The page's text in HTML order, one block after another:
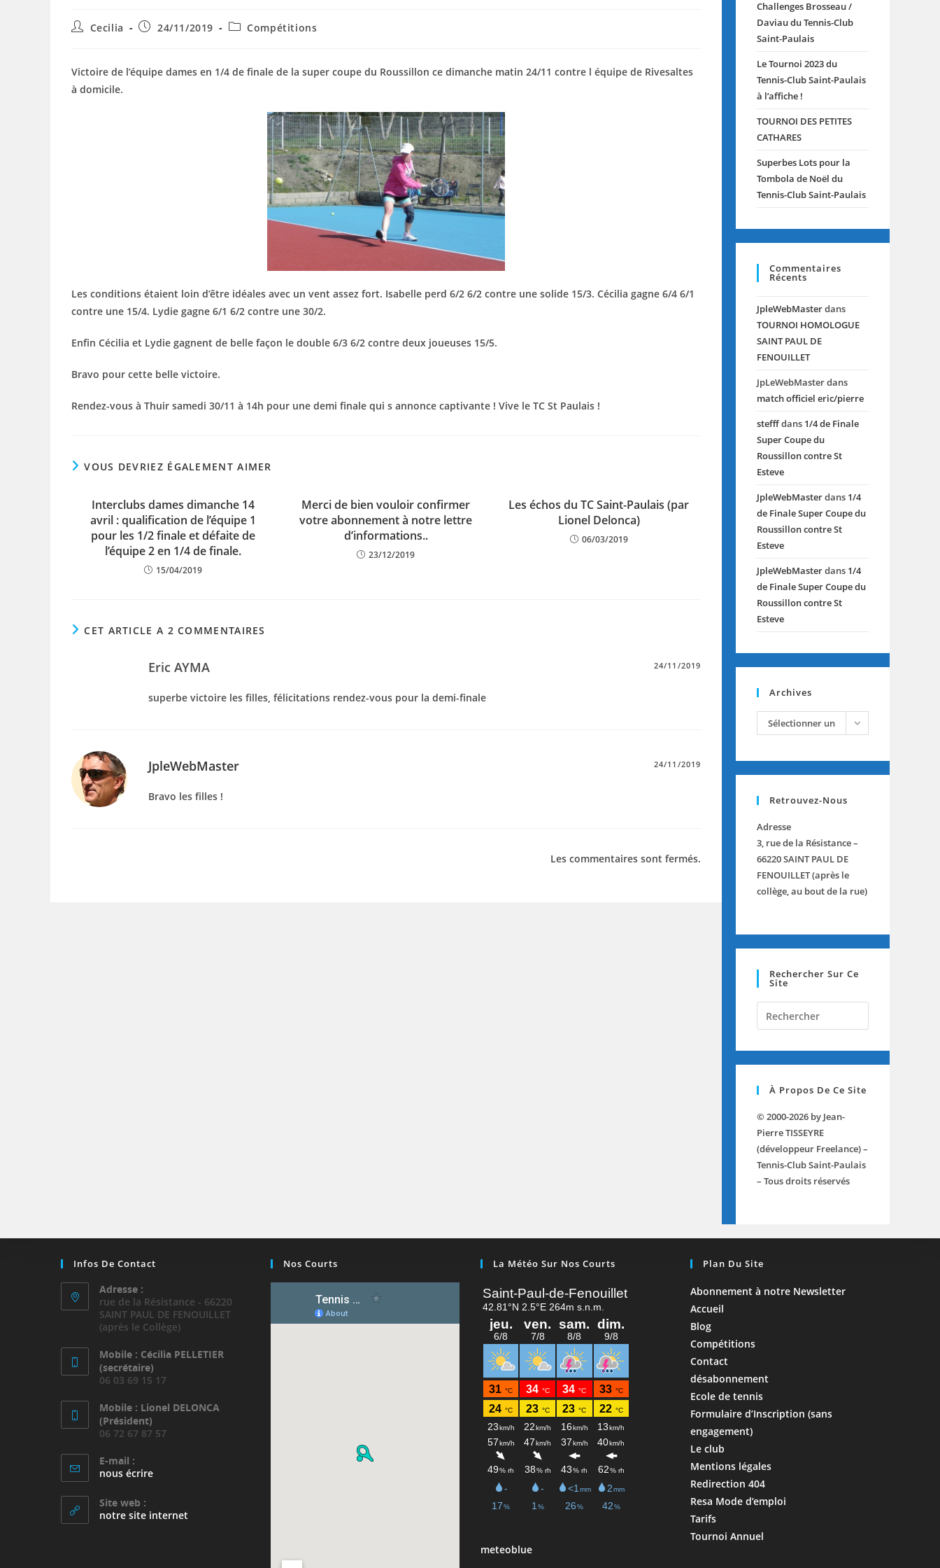
Auteur/autrice
publication :
Cecilia
Publication
24/11/2019
PostCompétitions
Victoire de l’équipe dames en 1/4 de finale de la super coupe du Roussillon ce dimanche matin 24/11 contre l équipe de Rivesaltes
à domicile.
Les conditions étaient loin d’être idéales avec un vent assez fort. Isabelle perd 6/2 6/2 contre une solide 15/3. Cécilia gagne 6/4 6/1
contre une 15/4. Lydie gagne 6/1 6/2 contre une 30/2.
Enfin Cécilia et Lydie gagnent de belle façon le double 6/3 6/2 contre deux joueuses 15/5.
Bravo pour cette belle victoire.
Rendez-vous à Thuir samedi 30/11 à 14h pour une demi finale qui s annonce captivante ! Vive le TC St Paulais !
VOUS DEVRIEZ ÉGALEMENT AIMER
Interclubs dames dimanche 14
avril : qualification de l’équipe 1
pour les 1/2 finale et défaite de
l’équipe 2 en 1/4 de finale.
15/04/2019
Merci de bien vouloir confirmer
votre abonnement à notre lettre
d’informations..
23/12/2019
Les échos du TC Saint-Paulais (par
Lionel Delonca)
06/03/2019
CET ARTICLE A 2 COMMENTAIRES
Eric AYMA 24/11/2019
superbe victoire les filles, félicitations rendez-vous pour la demi-finale
JpleWebMaster 24/11/2019
Bravo les filles !
Les commentaires sont fermés.
Challenges Brosseau /
Daviau du Tennis-Club
Saint-Paulais
Le Tournoi 2023 du
Tennis-Club Saint-Paulais
à l’affiche !
TOURNOI DES PETITES
CATHARES
Superbes Lots pour la
Tombola de Noël du
Tennis-Club Saint-Paulais
Commentaires
Récents
JpleWebMasterdans
TOURNOI HOMOLOGUE
SAINT PAUL DE
FENOUILLET
JpLeWebMasterdans
match officiel eric/pierre
stefffdans 1/4 de Finale
Super Coupe du
Roussillon contre St
Esteve
JpleWebMasterdans 1/4
de Finale Super Coupe du
Roussillon contre St
Esteve
JpleWebMasterdans 1/4
de Finale Super Coupe du
Roussillon contre St
Esteve
Archives
archives
Sélectionner un
Retrouvez-Nous
Adresse
3, rue de la Résistance –
66220 SAINT PAUL DE
FENOUILLET (après le
collège, au bout de la rue)
Rechercher Sur Ce
Site
Escape
close
À Propos De Ce Site
© 2000-2026 by Jean-
Pierre TISSEYRE
(développeur Freelance) –
Tennis-Club Saint-Paulais
– Tous droits réservés
Infos De Contact
Adresse :
rue de la Résistance - 66220
SAINT PAUL DE FENOUILLET
(après le Collège)
Mobile : Cécilia PELLETIER
(secrétaire)
06 03 69 15 17
Mobile : Lionel DELONCA
(Président)
06 72 67 87 57
E-mail :
nous écrireS’ouvre
application
Site web :
notre site internet
Nos Courts La Météo Sur Nos Courts
meteoblue
Plan Du Site
Abonnement à notre Newsletter
Accueil
Blog
Compétitions
Contact
désabonnement
Ecole de tennis
Formulaire d’Inscription (sans
engagement)
Le club
Mentions légales
Redirection 404
Resa Mode d’emploi
Tarifs
Tournoi Annuel